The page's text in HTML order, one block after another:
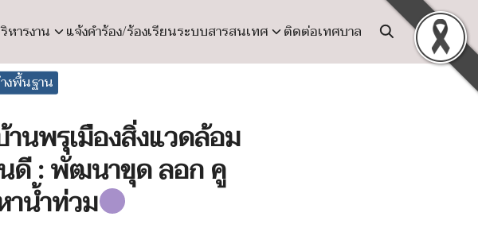
หารงาน แจ้งคำร้อง/ร้องเรียนระบบสารสนเทศ
ติดต่อเทศบาล
งพื้นฐาน
นพรุเมืองสิ่งแวดล้อม
ดี : พัฒนาขุด ลอก คู
าน้ำท่วม